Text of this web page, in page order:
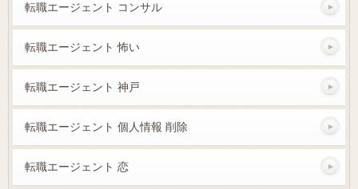
転職エージェント コンサル
転職エージェント 怖い
転職エージェント 神戸
転職エージェント 個人情報 削除
転職エージェント 恋